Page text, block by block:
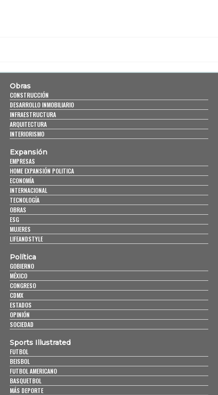
Obras
CONSTRUCCIÓN
DESARROLLO INMOBILIARIO
INFRAESTRUCTURA
ARQUITECTURA
INTERIORISMO
Expansión
EMPRESAS
HOME EXPANSIÓN POLITICA
ECONOMÍA
INTERNACIONAL
TECNOLOGÍA
OBRAS
ESG
MUJERES
LIFEANDSTYLE
Política
GOBIERNO
MÉXICO
CONGRESO
CDMX
ESTADOS
OPINIÓN
SOCIEDAD
Sports Illustrated
FUTBOL
BEISBOL
FUTBOL AMERICANO
BASQUETBOL
MÁS DEPORTE